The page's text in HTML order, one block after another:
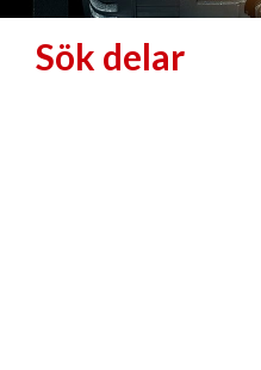
Sök delar